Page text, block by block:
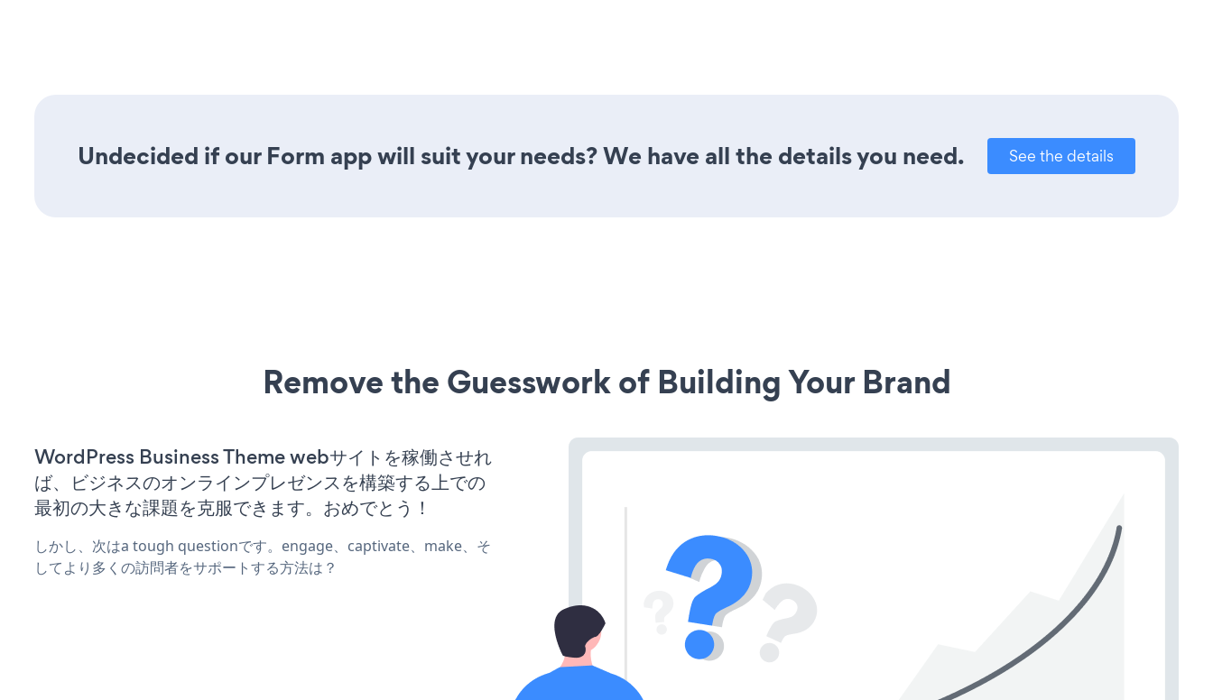
Undecided if our Form app will suit your needs? We have all the details you need. See the details
Remove the Guesswork of Building Your Brand
WordPress Business Theme webサイトを稼働させれ
ば、ビジネスのオンラインプレゼンスを構築する上での
最初の大きな課題を克服できます。おめでとう！
しかし、次はa tough questionです。engage、captivate、make、そ
してより多くの訪問者をサポートする方法は？